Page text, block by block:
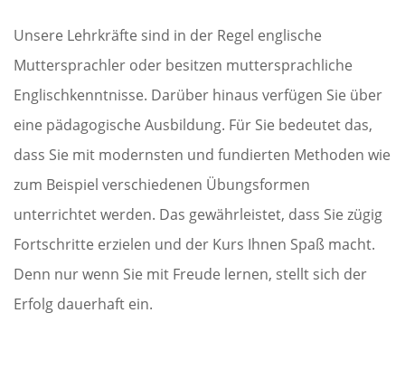
Unsere Lehrkräfte sind in der Regel englische
Muttersprachler oder besitzen muttersprachliche
Englischkenntnisse. Darüber hinaus verfügen Sie über
eine pädagogische Ausbildung. Für Sie bedeutet das,
dass Sie mit modernsten und fundierten Methoden wie
zum Beispiel verschiedenen Übungsformen
unterrichtet werden. Das gewährleistet, dass Sie zügig
Fortschritte erzielen und der Kurs Ihnen Spaß macht.
Denn nur wenn Sie mit Freude lernen, stellt sich der
Erfolg dauerhaft ein.